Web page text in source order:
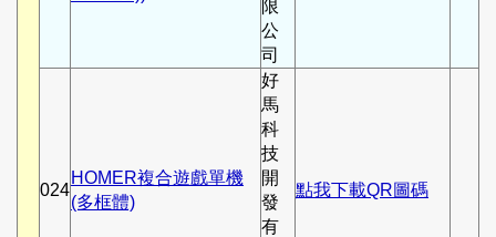
限
公
司
024
HOMER複合遊戲單機
(多框體)
好
馬
科
技
開
發
有
點我下載QR圖碼